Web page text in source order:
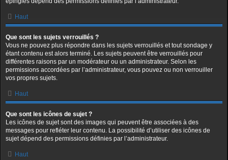
Haut
Que sont les sujets verrouillés ?
Vous ne pouvez plus répondre dans les sujets verrouillés et tout sondage y
étant contenu est alors terminé. Les sujets peuvent être verrouillés pour
différentes raisons par un modérateur ou un administrateur. Selon les
permissions accordées par l’administrateur, vous pouvez ou non verrouiller
vos propres sujets.
Haut
Que sont les icônes de sujet ?
Les icônes de sujet sont des images qui peuvent être associées à des
messages pour refléter leur contenu. La possibilité d’utiliser des icônes de
sujet dépend des permissions définies par l’administrateur.
Haut